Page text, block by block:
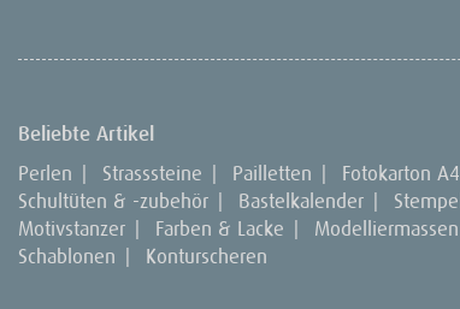
Beliebte Artikel
Perlen Strasssteine Pailletten Fotokarton A4
Schultüten & -zubehör
Bastelkalender Stempel
Motivstanzer
Farben & Lacke Modelliermassen
Schablonen
Konturscheren